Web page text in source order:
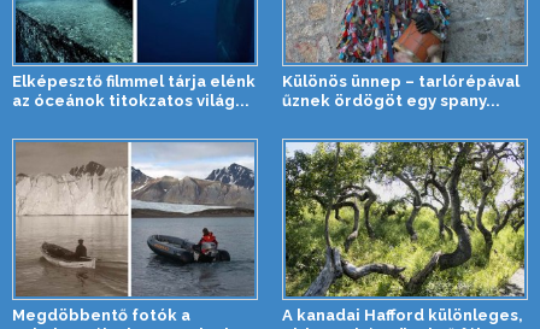
Elképesztő filmmel tárja elénk
az óceánok titokzatos világ...
Különös ünnep – tarlórépával
űznek ördögöt egy spany...
Megdöbbentő fotók a
A kanadai Hafford különleges,